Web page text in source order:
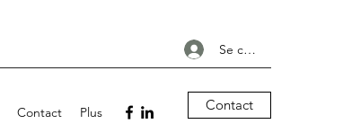
Se connecter
Contact Plus Contact